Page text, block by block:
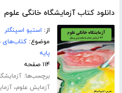
دانلود کتاب آزمایشگاه خانگی علوم
از: استیو اسپنگلر
موضوع:کتاب‌های
پایه
۱۱۴ صفحه
برچسب‌ها:
آزمایش علوم،